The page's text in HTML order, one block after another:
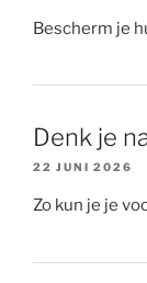
Bescherm je
Denk je
22 JUNI 2026
Zo kun je je